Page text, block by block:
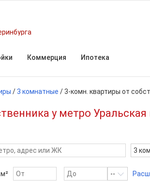
Коммерция Ипотека
/3 комнатные /3-комн. квартиры от
у метро
3
м² --